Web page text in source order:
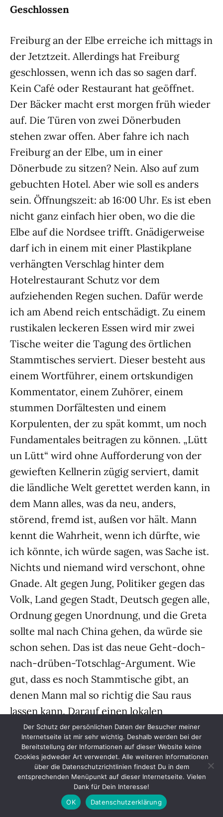
Geschlossen
Freiburg an der Elbe erreiche ich mittags in
der Jetztzeit. Allerdings hat Freiburg
geschlossen, wenn ich das so sagen darf.
Kein Café oder Restaurant hat geöffnet.
Der Bäcker macht erst morgen früh wieder
auf. Die Türen von zwei Dönerbuden
stehen zwar offen. Aber fahre ich nach
Freiburg an der Elbe, um in einer
Dönerbude zu sitzen? Nein. Also auf zum
gebuchten Hotel. Aber wie soll es anders
sein. Öffnungszeit: ab 16:00 Uhr. Es ist eben
nicht ganz einfach hier oben, wo die die
Elbe auf die Nordsee trifft. Gnädigerweise
darf ich in einem mit einer Plastikplane
verhängten Verschlag hinter dem
Hotelrestaurant Schutz vor dem
aufziehenden Regen suchen. Dafür werde
ich am Abend reich entschädigt. Zu einem
rustikalen leckeren Essen wird mir zwei
Tische weiter die Tagung des örtlichen
Stammtisches serviert. Dieser besteht aus
einem Wortführer, einem ortskundigen
Kommentator, einem Zuhörer, einem
stummen Dorfältesten und einem
Korpulenten, der zu spät kommt, um noch
Fundamentales beitragen zu können. „Lütt
un Lütt“ wird ohne Aufforderung von der
gewieften Kellnerin zügig serviert, damit
die ländliche Welt gerettet werden kann, in
dem Mann alles, was da neu, anders,
störend, fremd ist, außen vor hält. Mann
kennt die Wahrheit, wenn ich dürfte, wie
ich könnte, ich würde sagen, was Sache ist.
Nichts und niemand wird verschont, ohne
Gnade. Alt gegen Jung, Politiker gegen das
Volk, Land gegen Stadt, Deutsch gegen alle,
Ordnung gegen Unordnung, und die Greta
sollte mal nach China gehen, da würde sie
schon sehen. Das ist das neue Geht-doch-
nach-drüben-Totschlag-Argument. Wie
gut, dass es noch Stammtische gibt, an
denen Mann mal so richtig die Sau raus
lassen kann. Darauf einen lokalen
Magenbitter.
Er schafft das nicht
Ein Vater und sein Sohn hatten einmal auf
ihren Rädern Neuhaus/Oste erreicht. Von
Der Schutz der persönlichen Daten der Besucher meiner
Internetseite ist mir sehr wichtig. Deshalb werden bei der
Bereitstellung der Informationen auf dieser Website keine
Cookies jedweder Art verwendet. Alle weiteren Informationen
über die Datenschutzrichtlinien findest Du in dem
entsprechenden Menüpunkt auf dieser Internetseite. Vielen
Dank für Dein Interesse!
OK
Datenschutzerklärung